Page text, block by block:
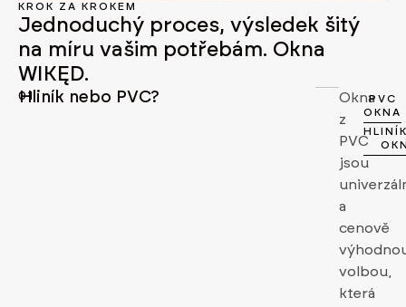
KROK ZA KROKEM
Jednoduchý proces, výsledek šitý
na míru vašim potřebám. Okna
WIKĘD.
01
Hliník nebo PVC?
Okna
z
PVC
jsou
a
cenově
volbou,
která
PVC
OKNA